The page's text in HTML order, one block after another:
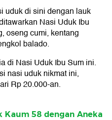
uduk di sini dengan lauk
Nasi Uduk Ibu
oseng cumi, kentang
balado.
di Nasi Uduk Ibu Sum ini.
nasi uduk nikmat ini,
Rp 20.000-an.
Kaum 58 dengan Aneka